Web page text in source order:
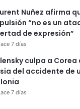
Nuñez afirma
“no es un
de expresión”
7 días
culpa a Corea
del accidente de
7 días